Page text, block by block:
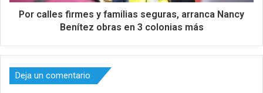
Por calles firmes y familias seguras, arranca Nancy
Benítez obras en 3 colonias más
Deja un comentario